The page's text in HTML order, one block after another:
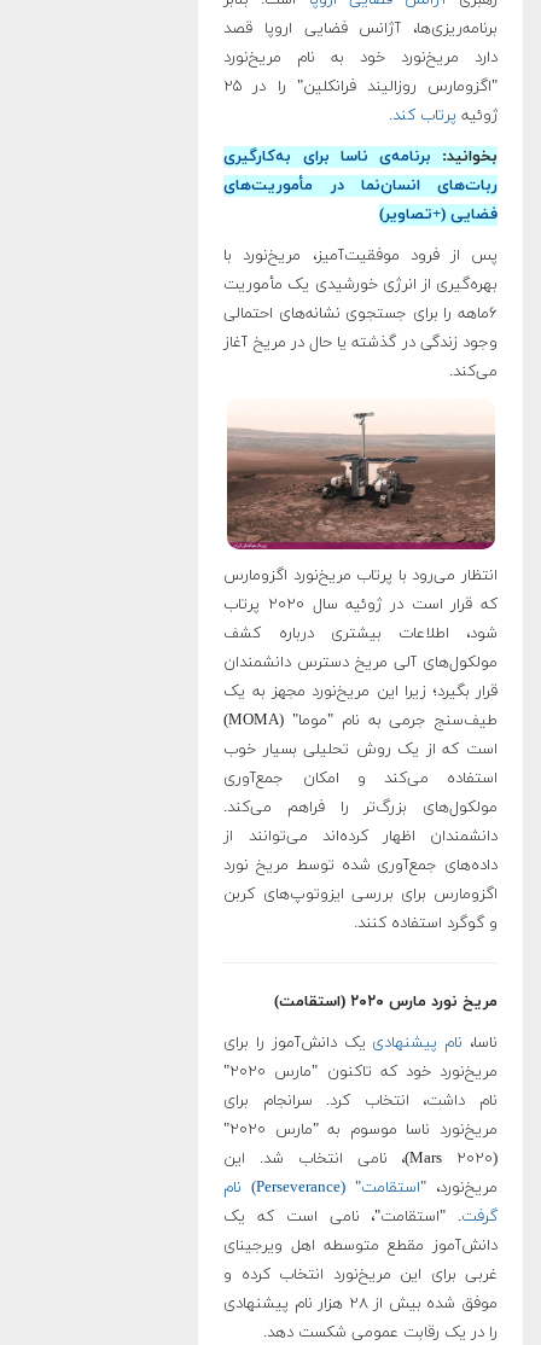
برنامه‌ریزی‌ها، آژانس فضایی اروپا قصد
دارد مریخ‌نورد خود به نام مریخ‌نورد
"اگزومارس روزالیند فرانکلین" را در ۲۵
ژوئیه پرتاب کند.
بخوانید: برنامه‌ی ناسا برای به‌کارگیری
ربات‌های انسان‌نما در مأموریت‌های
فضایی (+تصاویر)
پس از فرود موفقیت‌آمیز، مریخ‌نورد با
بهره‌گیری از انرژی خورشیدی یک مأموریت
۶ماهه را برای جستجوی نشانه‌های احتمالی
وجود زندگی در گذشته یا حال در مریخ آغاز
می‌کند.
انتظار می‌رود با پرتاب مریخ‌نورد اگزومارس
که قرار است در ژوئیه سال ۲۰۲۰ پرتاب
شود، اطلاعات بیشتری درباره کشف
مولکول‌های آلی مریخ دسترس دانشمندان
قرار بگیرد؛ زیرا این مریخ‌نورد مجهز به یک
طیف‌سنج جرمی به نام "موما" (MOMA)
است که از یک روش تحلیلی بسیار خوب
استفاده می‌کند و امکان جمع‌آوری
مولکول‌های بزرگ‌تر را فراهم می‌کند.
دانشمندان اظهار کرده‌اند می‌توانند از
داده‌های جمع‌آوری شده توسط مریخ‌ نورد
اگزومارس برای بررسی ایزوتوپ‌های کربن
و گوگرد استفاده کنند.
مریخ نورد مارس ۲۰۲۰ (استقامت)
ناسا، نام پیشنهادی یک دانش‌آموز را برای
مریخ‌نورد خود که تاکنون "مارس ۲۰۲۰"
نام داشت، انتخاب کرد. سرانجام برای
مریخ‌نورد ناسا موسوم به "مارس ۲۰۲۰"
(Mars ۲۰۲۰)، نامی انتخاب شد. این
مریخ‌نورد،
"استقامت" (Perseverance) نام
گرفت. "استقامت"، نامی است که یک
دانش‌آموز مقطع متوسطه اهل ویرجینای
غربی برای این مریخ‌نورد انتخاب کرده و
موفق شده بیش از ۲۸ هزار نام پیشنهادی
را در یک رقابت عمومی شکست دهد.